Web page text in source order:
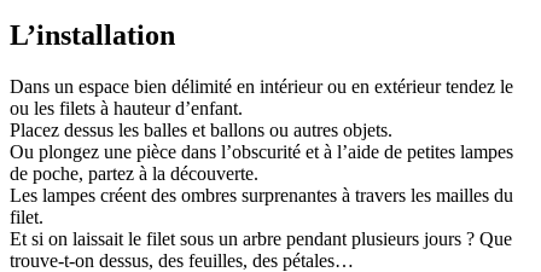
L’installation
Dans un espace bien délimité en intérieur ou en extérieur tendez le
ou les filets à hauteur d’enfant.
Placez dessus les balles et ballons ou autres objets.
Ou plongez une pièce dans l’obscurité et à l’aide de petites lampes
de poche, partez à la découverte.
Les lampes créent des ombres surprenantes à travers les mailles du
filet.
Et si on laissait le filet sous un arbre pendant plusieurs jours ? Que
trouve-t-on dessus, des feuilles, des pétales…